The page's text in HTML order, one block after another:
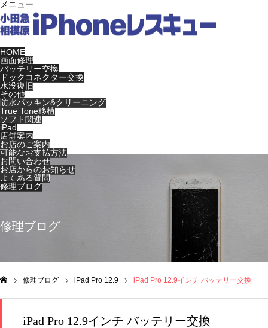
メニュー
HOME
画面修理
バッテリー交換
ドックコネクター交換
水没復旧
その他
防水パッキン&クリーニング
True Tone移植
ソフト関連
iPad
店舗案内
お店のご案内
可能なお支払方法
お問い合わせ
お店からのお知らせ
よくある質問
修理ブログ
修理ブログ
修理ブログ iPad Pro 12.9 iPad Pro 12.9インチ バッテリー交換
iPad Pro 12.9インチ バッテリー交換